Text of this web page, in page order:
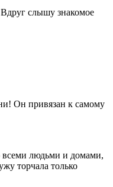
слышу знакомое
Он привязан к самому
всеми людьми и домами,
торчала только